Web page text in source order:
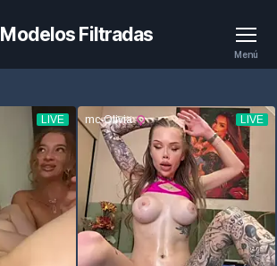
Modelos Filtradas
Menú